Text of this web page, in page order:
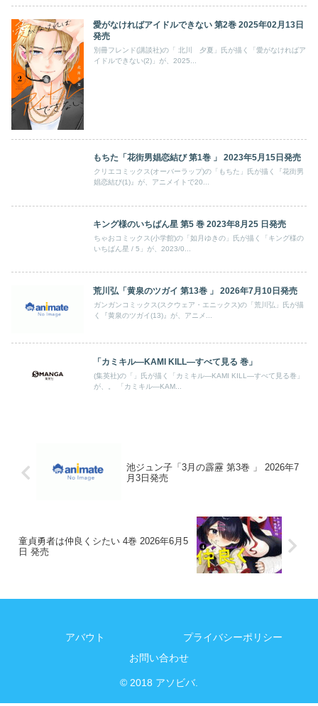
愛がなければアイドルできない 第2巻 2025年02月13日
発売
別冊フレンド(講談社)の「 北川 夕夏」氏が描く「愛がなければア
イドルできない(2)」が、2025...
もちた「花街男娼恋結び 第1巻 」 2023年5月15日発売
クリエコミックス(オーバーラップ)の「もちた」氏が描く『花街男
娼恋結び(1)』が、アニメイトで20...
キング様のいちばん星 第5 巻 2023年8月25 日発売
ちゃおコミックス(小学館)の「如月ゆきの」氏が描く「キング様の
いちばん星 / 5」が、2023/0...
荒川弘「黄泉のツガイ 第13巻 」 2026年7月10日発売
ガンガンコミックス(スクウェア・エニックス)の「荒川弘」氏が描
く『黄泉のツガイ(13)』が、アニメ...
「カミキル―KAMI KILL―すべて見る 巻」
(集英社)の「」氏が描く「カミキル―KAMI KILL―すべて見る巻」
が、。 「カミキル―KAM...
池ジュン子「3月の霹靂 第3巻 」 2026年7
月3日発売
童貞勇者は仲良くシたい 4巻 2026年6月5
日 発売
アバウト
プライバシーポリシー
お問い合わせ
© 2018 アソビバ.